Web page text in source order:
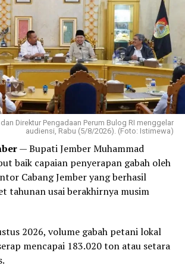
Tata Ruang, Suyus
Biro Hubungan Masyarakat dan
Direktur Survei dan Pemetaan
dan Tenaga Ahli Bidang
Rahmat Sahid.
Jambi, Robert Samosir turut
kader di Jambi untuk menjaga
visi partai.
seluruh rekan-rekan. Ini HUT
jaga solidaritas demi mewujudkan visi
Indonesia,” kata Robert.
HUT, kegiatan yang dipusatkan di
diisi dengan sejumlah agenda
donor darah hingga
yang diperuntukkan bagi 38 DPD
Direktur Pengadaan Perum Bulog RI menggelar
audiensi, Rabu (5/8/2026). (Foto: Istimewa)
— Bupati Jember Muhammad
baik capaian penyerapan gabah oleh
Cabang Jember yang berhasil
tahunan usai berakhirnya musim
2026, volume gabah petani lokal
mencapai 183.020 ton atau setara